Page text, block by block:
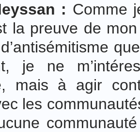
: Comme
la preuve de
je ne
mais à agir
les